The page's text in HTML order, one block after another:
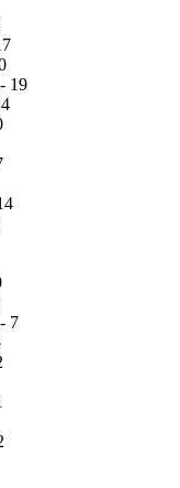
19
7